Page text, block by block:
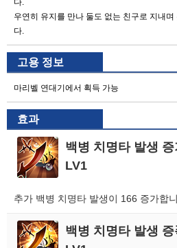
다.
우연히 유지를 만나 둘도 없는 친구로 지내
다.
고용 정보
마리벨 연대기에서 획득 가능
효과
백병 치명타 발생 증
LV1
추가 백병 치명타 발생이 166 증가합
백병 치명타 발생 증